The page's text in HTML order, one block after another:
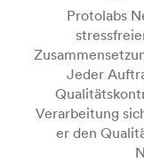
Protolabs
Jeder
Verarbeitung
er den